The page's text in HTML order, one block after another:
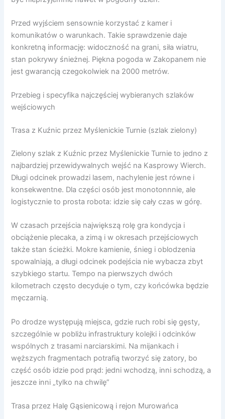
Przed wyjściem sensownie korzystać z kamer i
komunikatów o warunkach. Takie sprawdzenie daje
konkretną informację: widoczność na grani, siła wiatru,
stan pokrywy śnieżnej. Piękna pogoda w Zakopanem nie
jest gwarancją czegokolwiek na 2000 metrów.
Przebieg i specyfika najczęściej wybieranych szlaków
wejściowych
Trasa z Kuźnic przez Myślenickie Turnie (szlak zielony)
Zielony szlak z Kuźnic przez Myślenickie Turnie to jedno z
najbardziej przewidywalnych wejść na Kasprowy Wierch.
Długi odcinek prowadzi lasem, nachylenie jest równe i
konsekwentne. Dla części osób jest monotonnnie, ale
logistycznie to prosta robota: idzie się cały czas w górę.
W czasach przejścia największą rolę gra kondycja i
obciążenie plecaka, a zimą i w okresach przejściowych
także stan ścieżki. Mokre kamienie, śnieg i oblodzenia
spowalniają, a długi odcinek podejścia nie wybacza zbyt
szybkiego startu. Tempo na pierwszych dwóch
kilometrach często decyduje o tym, czy końcówka będzie
męczarnią.
Po drodze występują miejsca, gdzie ruch robi się gęsty,
szczególnie w pobliżu infrastruktury kolejki i odcinków
wspólnych z trasami narciarskimi. Na mijankach i
węższych fragmentach potrafią tworzyć się zatory, bo
część osób idzie pod prąd: jedni wchodzą, inni schodzą, a
jeszcze inni „tylko na chwilę”
Trasa przez Halę Gąsienicową i rejon Murowańca